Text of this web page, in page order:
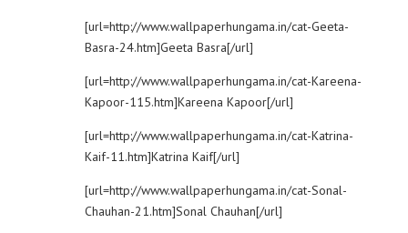
[url=http://www.wallpaperhungama.in/cat-Geeta-
Basra-24.htm]Geeta Basra[/url]
[url=http://www.wallpaperhungama.in/cat-Kareena-
Kapoor-115.htm]Kareena Kapoor[/url]
[url=http://www.wallpaperhungama.in/cat-Katrina-
Kaif-11.htm]Katrina Kaif[/url]
[url=http://www.wallpaperhungama.in/cat-Sonal-
Chauhan-21.htm]Sonal Chauhan[/url]